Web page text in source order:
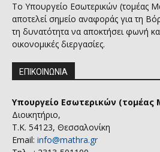
Το Υπουργείο Εσωτερικών (τομέας
αποτελεί σημείο αναφοράς για τη
τη δυνατότητα να αποκτήσει φωνή
οικονομικές διεργασίες.
ΕΠΙΚΟΙΝΩΝΙΑ
Υπουργείο Εσωτερικών (τομέας
Διοικητήριο,
Τ.Κ. 54123, Θεσσαλονίκη
Email: info@mathra.gr